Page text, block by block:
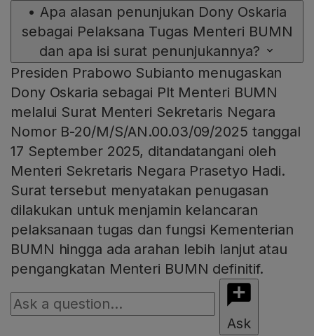
• Apa alasan penunjukan Dony Oskaria
sebagai Pelaksana Tugas Menteri BUMN
dan apa isi surat penunjukannya?
Presiden Prabowo Subianto menugaskan
Dony Oskaria sebagai Plt Menteri BUMN
melalui Surat Menteri Sekretaris Negara
Nomor B-20/M/S/AN.00.03/09/2025 tanggal
17 September 2025, ditandatangani oleh
Menteri Sekretaris Negara Prasetyo Hadi.
Surat tersebut menyatakan penugasan
dilakukan untuk menjamin kelancaran
pelaksanaan tugas dan fungsi Kementerian
BUMN hingga ada arahan lebih lanjut atau
pengangkatan Menteri BUMN definitif.
Ask